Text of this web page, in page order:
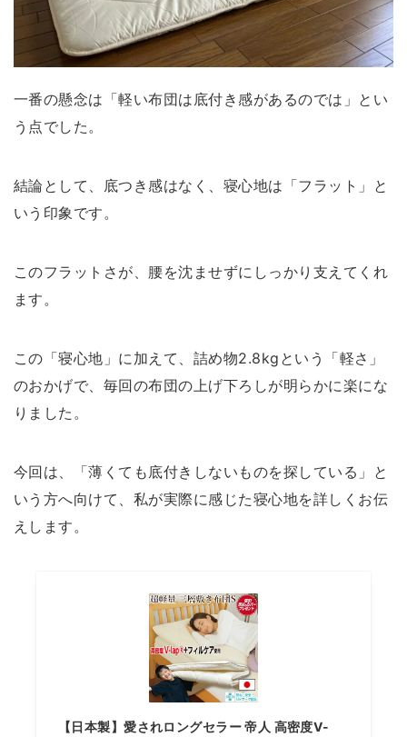
一番の懸念は「軽い布団は底付き感があるのでは」とい
う点でした。
結論として、底つき感はなく、寝心地は「フラット」と
いう印象です。
このフラットさが、腰を沈ませずにしっかり支えてくれ
ます。
この「寝心地」に加えて、詰め物2.8kgという「軽さ」
のおかげで、毎回の布団の上げ下ろしが明らかに楽にな
りました。
今回は、「薄くても底付きしないものを探している」と
いう方へ向けて、私が実際に感じた寝心地を詳しくお伝
えします。
【日本製】愛されロングセラー 帝人 高密度V-